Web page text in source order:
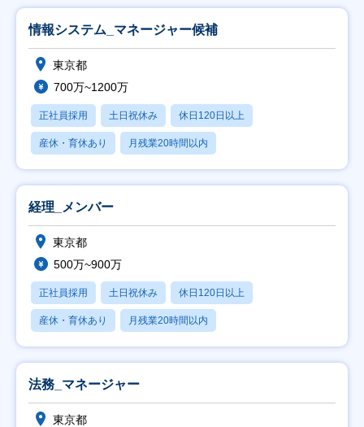
情報システム_マネージャー候補
東京都
700万~1200万
正社員採用 土日祝休み 休日120日以上
産休・育休あり 月残業20時間以内
経理_メンバー
東京都
500万~900万
正社員採用 土日祝休み 休日120日以上
産休・育休あり 月残業20時間以内
法務_マネージャー
東京都